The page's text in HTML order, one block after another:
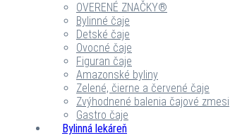
OVERENÉ ZNAČKY®
Bylinné čaje
Detské čaje
Ovocné čaje
Figuran čaje
Amazonské byliny
Zelené, čierne a červené čaje
Zvýhodnené balenia čajové zmesi
Gastro čaje
Bylinná lekáreň